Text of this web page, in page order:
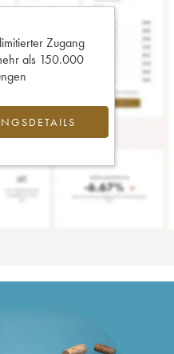
Zugang
als 150.000